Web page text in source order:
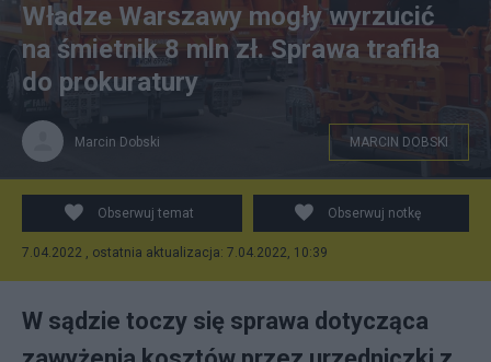
mpo.com.pl
Władze Warszawy mogły wyrzucić
na śmietnik 8 mln zł. Sprawa trafiła
do prokuratury
Marcin Dobski MARCIN DOBSKI
Obserwuj temat Obserwuj notkę
7.04.2022 , ostatnia aktualizacja: 7.04.2022, 10:39
W sądzie toczy się sprawa dotycząca